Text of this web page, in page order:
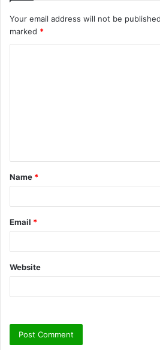
Your email address will not be
marked *
t
*
Name *
Email *
Website